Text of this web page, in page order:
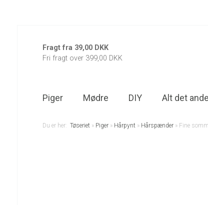
Fragt fra 39,00 DKK
Fri fragt over 399,00 DKK
Piger Mødre DIY Alt det
Du er her: Tøseriet» Piger» Hårpynt» Hårspænder» Fine